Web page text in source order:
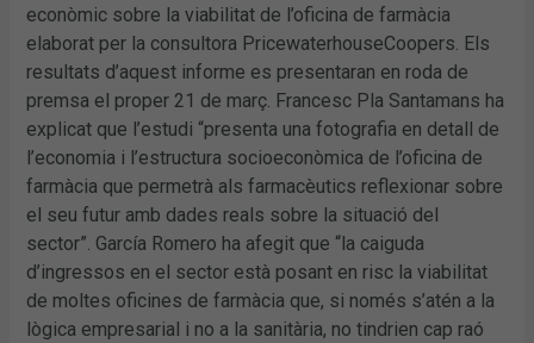
econòmic sobre la viabilitat de l’oficina de farmàcia
elaborat per la consultora PricewaterhouseCoopers. Els
resultats d’aquest informe es presentaran en roda de
premsa el proper 21 de març. Francesc Pla Santamans ha
explicat que l’estudi “presenta una fotografia en detall de
l’economia i l’estructura socioeconòmica de l’oficina de
farmàcia que permetrà als farmacèutics reflexionar sobre
el seu futur amb dades reals sobre la situació del
sector”. García Romero ha afegit que “la caiguda
d’ingressos en el sector està posant en risc la viabilitat
de moltes oficines de farmàcia que, si només s’atén a la
lògica empresarial i no a la sanitària, no tindrien cap raó